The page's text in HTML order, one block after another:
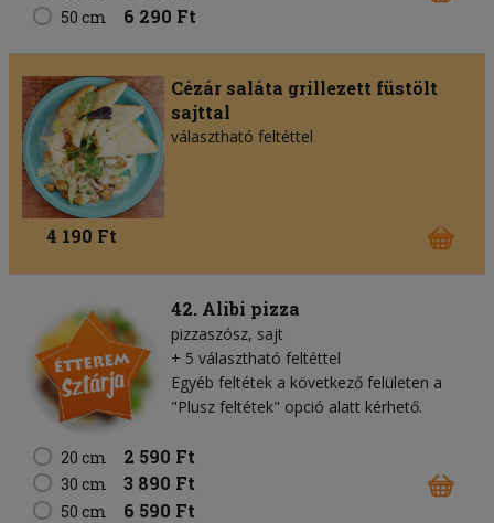
50 cm 6 290 Ft
Cézár saláta grillezett füstölt
sajttal
választható feltéttel
4 190 Ft
42. Alibi pizza
pizzaszósz sajt
+ 5 választható feltéttel
Egyéb feltétek a következő felületen a
"Plusz feltétek" opció alatt kérhető.
20 cm 2 590 Ft
30 cm 3 890 Ft
50 cm 6 590 Ft